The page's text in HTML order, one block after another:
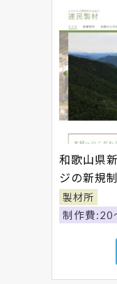
和歌山県
ジの新規
製材所
制作費:20